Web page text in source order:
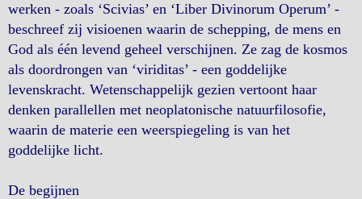
werken - zoals ‘Scivias’ en ‘Liber Divinorum Operum’ -
beschreef zij visioenen waarin de schepping, de mens en
God als één levend geheel verschijnen. Ze zag de kosmos
als doordrongen van ‘viriditas’ - een goddelijke
levenskracht. Wetenschappelijk gezien vertoont haar
denken parallellen met neoplatonische natuurfilosofie,
waarin de materie een weerspiegeling is van het
goddelijke licht.
De begijnen